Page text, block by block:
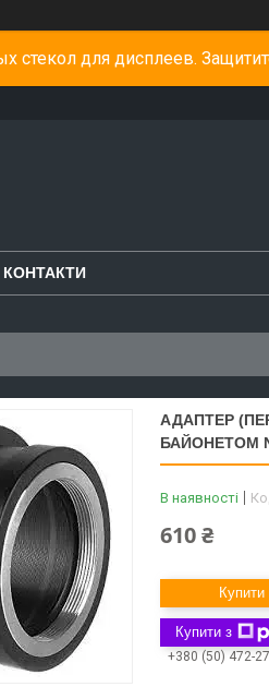
стекол для дисплеев.
КОНТАКТИ
АДАПТЕР
БАЙОНЕТОМ
В наявності
610 ₴
Купити
Купити з
+380 (50) 472-